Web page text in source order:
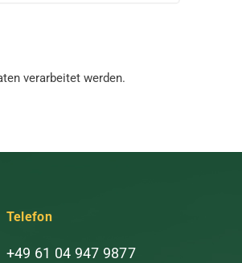
verarbeitet werden.
Telefon
+49 61 04 947 9877